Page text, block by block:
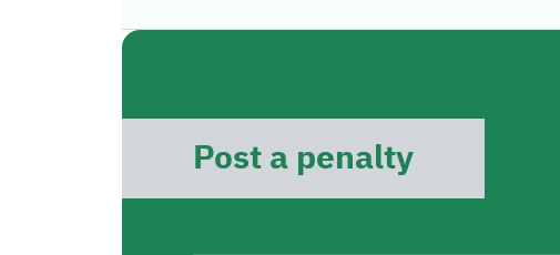
Post a penalty